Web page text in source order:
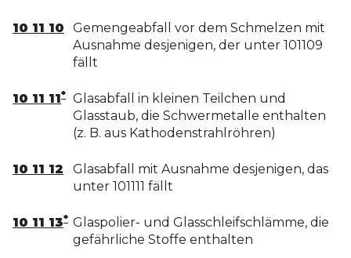
10 11 10
Gemengeabfall vor dem Schmelzen mit
Ausnahme desjenigen, der unter 101109
fällt
10 11 11* Glasabfall in kleinen Teilchen und
Glasstaub, die Schwermetalle enthalten
(z. B. aus Kathodenstrahlröhren)
10 11 12
Glasabfall mit Ausnahme desjenigen, das
unter 101111 fällt
10 11 13* Glaspolier- und Glasschleifschlämme, die
gefährliche Stoffe enthalten